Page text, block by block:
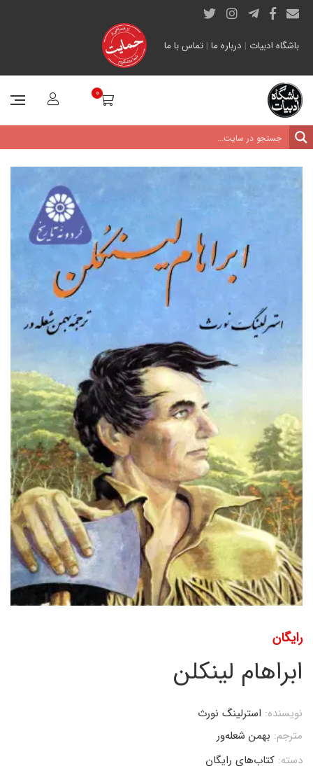
باشگاه ادبیات | درباره ما | تماس با ما
0
رایگان
ابراهام لینکلن
نویسنده: استرلینگ نورث
مترجم: بهمن شعله‌ور
دسته: کتاب‌های رایگان